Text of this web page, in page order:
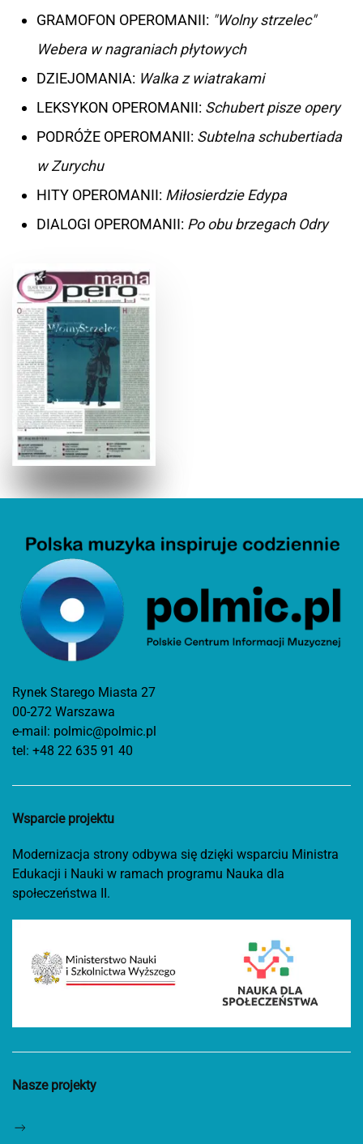
GRAMOFON OPEROMANII: "Wolny strzelec"
Webera w nagraniach płytowych
DZIEJOMANIA: Walka z wiatrakami
LEKSYKON OPEROMANII: Schubert pisze opery
PODRÓŻE OPEROMANII: Subtelna schubertiada
w Zurychu
HITY OPEROMANII: Miłosierdzie Edypa
DIALOGI OPEROMANII: Po obu brzegach Odry
Rynek Starego Miasta 27
00-272 Warszawa
e-mail: polmic@polmic.pl
tel: +48 22 635 91 40
Wsparcie projektu
Modernizacja strony odbywa się dzięki wsparciu Ministra
Edukacji i Nauki w ramach programu Nauka dla
społeczeństwa II.
Nasze projekty